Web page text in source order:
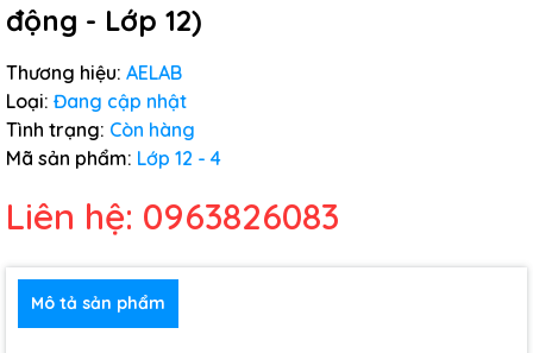
động - Lớp 12)
Thương hiệu: AELAB
Loại: Đang cập nhật
Tình trạng: Còn hàng
Mã sản phẩm: Lớp 12 - 4
Liên hệ: 0963826083
Mô tả sản phẩm